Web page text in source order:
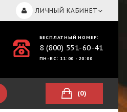
ЛИЧНЫЙ КАБИНЕТ
БЕСПЛАТНЫЙ НОМЕР:
8 (800) 551-60-41
ПН-ВС: 11:00 - 20:00
(0)